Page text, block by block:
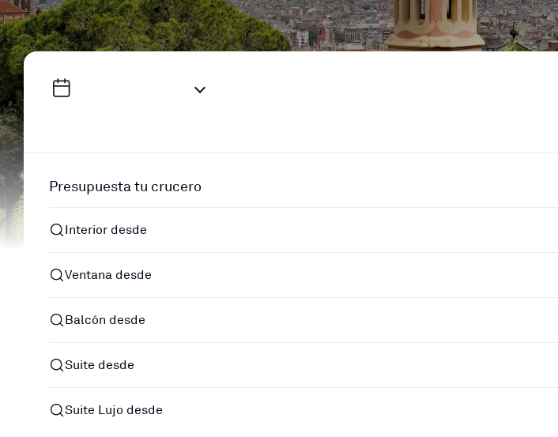
Presupuesta tu crucero
Interior desde
Ventana desde
Balcón desde
Suite desde
Suite Lujo desde